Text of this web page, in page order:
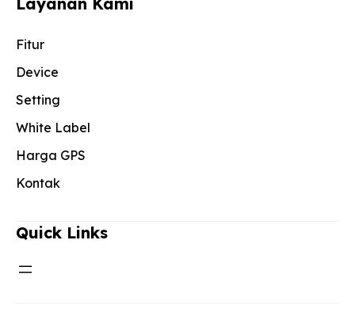
Fitur
Device
Setting
White Label
Harga GPS
Kontak
Quick Links